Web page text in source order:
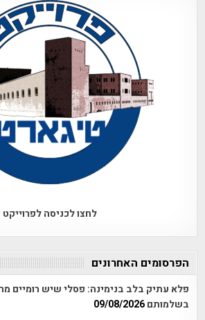
לחצו לכניסה לפרוייקט
הפרסומים האחרונים
פלא עתיק בלב בנימינה: פסלי שיש רומיים
בשלמותם 09/08/2026